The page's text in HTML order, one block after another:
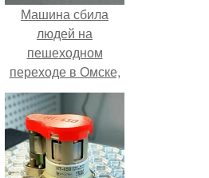
Машина сбила
людей на
пешеходном
переходе в Омске,
пострадали 8
человек.